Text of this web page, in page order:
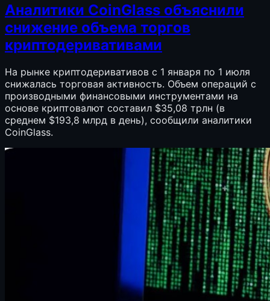
Аналитики CoinGlass объяснили
снижение объема торгов
криптодеривативами
На рынке криптодеривативов с 1 января по 1 июля
снижалась торговая активность. Объем операций с
производными финансовыми инструментами на
основе криптовалют составил $35,08 трлн (в
среднем $193,8 млрд в день), сообщили аналитики
CoinGlass.